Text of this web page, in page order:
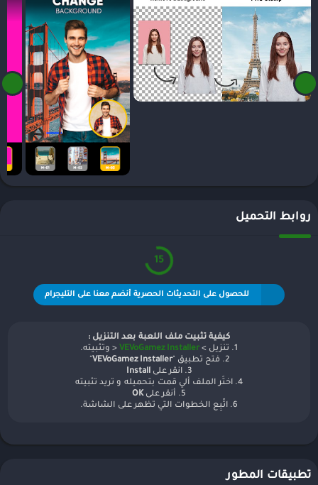
روابط التحميل
15
للحصول على التحديثات الحصرية أنضم معنا على التليجرام
كيفية تثبيت ملف اللعبة بعد التنزيل :
1. تنزيل >
VEVoGamez Installer < وتثبيته.
2. فتح تطبيق "
VEVoGamez Installer
"
3. انقر على
Install
4. اختَر الملف ألي قمت بتحميله و تريد تثبيته
5. أنقر على
OK
6. اتّبِع الخطوات التي تظهر على الشاشة.
تطبيقات المطور